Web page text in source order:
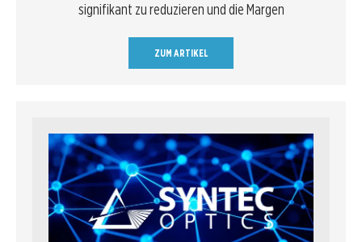
signifikant zu reduzieren und die Margen
ZUM ARTIKEL